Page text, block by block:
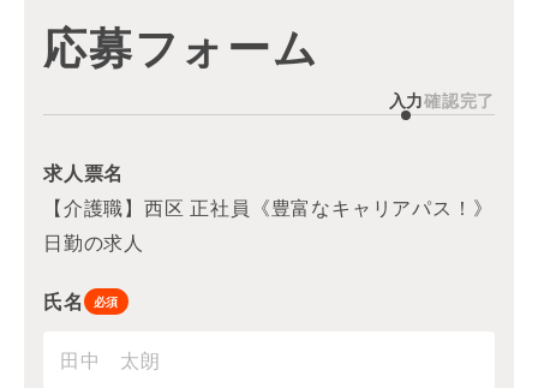
応募フォーム
入力確認完了
求人票名
【介護職】西区 正社員《豊富なキャリアパス！》
日勤の求人
氏名 必須